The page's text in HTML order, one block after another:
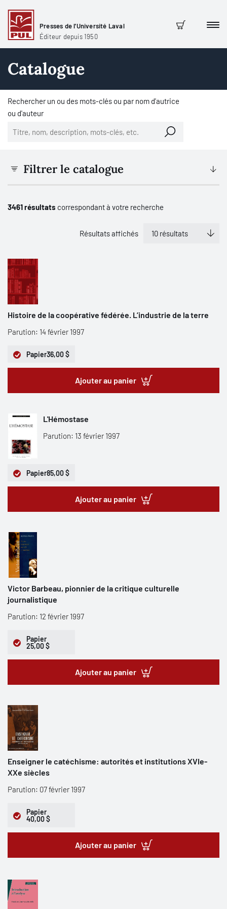
Presses de l'Université Laval
Éditeur depuis 1950
Panier
Catalogue
Rechercher un ou des mots-clés ou par nom d'autrice
ou d'auteur
Filtrer le catalogue
3461 résultats correspondant à votre recherche
Résultats affichés
Histoire de la coopérative fédérée. L’industrie de la terre
Parution: 14 février 1997
Papier36,00 $
Ajouter au panier
L'Hémostase
Parution: 13 février 1997
Papier85,00 $
Ajouter au panier
Victor Barbeau, pionnier de la critique culturelle
journalistique
Parution: 12 février 1997
Papier
25,00 $
Ajouter au panier
Enseigner le catéchisme: autorités et institutions XVIe-
XXe siècles
Parution: 07 février 1997
Papier
40,00 $
Ajouter au panier